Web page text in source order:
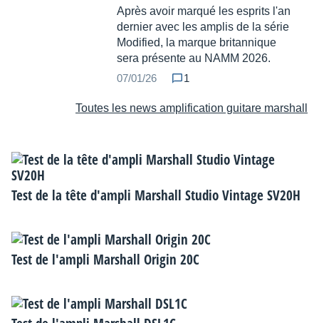
Après avoir marqué les esprits l'an
dernier avec les amplis de la série
Modified, la marque britannique
sera présente au NAMM 2026.
07/01/26
1
Toutes les news amplification guitare marshall
Test de la tête d'ampli Marshall Studio Vintage SV20H
Test de l'ampli Marshall Origin 20C